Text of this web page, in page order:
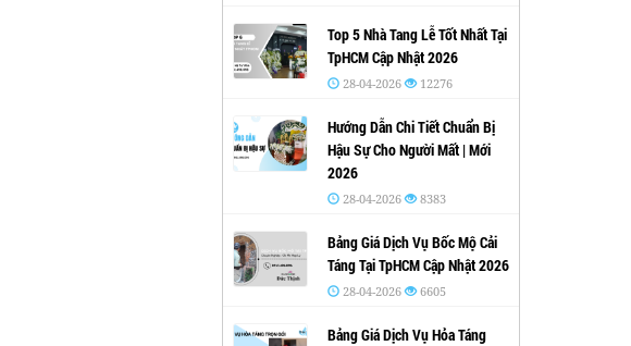
Top 5 Nhà Tang Lễ Tốt Nhất Tại
TpHCM Cập Nhật 2026
28-04-2026 12276
Hướng Dẫn Chi Tiết Chuẩn Bị
Hậu Sự Cho Người Mất | Mới
2026
28-04-2026 8383
Bảng Giá Dịch Vụ Bốc Mộ Cải
Táng Tại TpHCM Cập Nhật 2026
28-04-2026 6605
Bảng Giá Dịch Vụ Hỏa Táng